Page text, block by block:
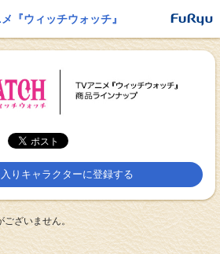
『ウィッチウォッチ』
りキャラクターに登録する
ざいません。